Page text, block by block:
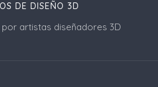
DE DISEÑO 3D
artistas diseñadores 3D